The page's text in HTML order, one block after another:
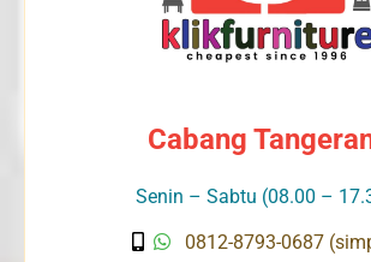
Cabang
Senin – Sabtu (08.00 –
0812-8793-0687